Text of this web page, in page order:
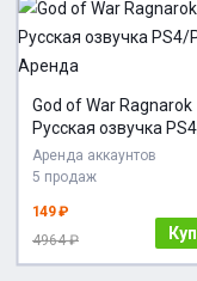
God of War Ragnarok
Русская озвучка
Аренда
Аренда аккаунтов
5 продаж
149 ₽
4964 ₽